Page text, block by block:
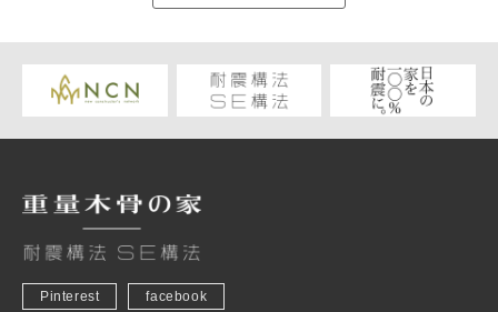
Pinterest facebook